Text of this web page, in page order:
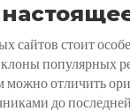
стоит
популярных
можно отличить
до